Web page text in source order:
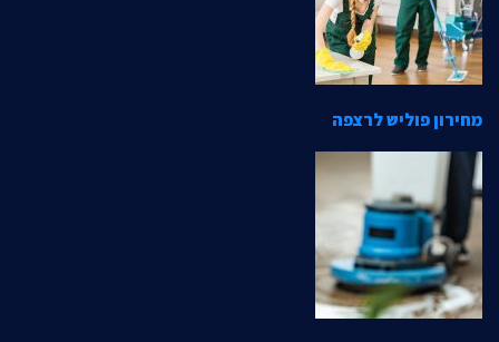
מחירון פוליש לרצפה